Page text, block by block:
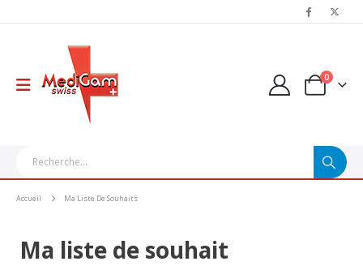
0
Accueil Ma Liste De Souhaits
Ma liste de souhait